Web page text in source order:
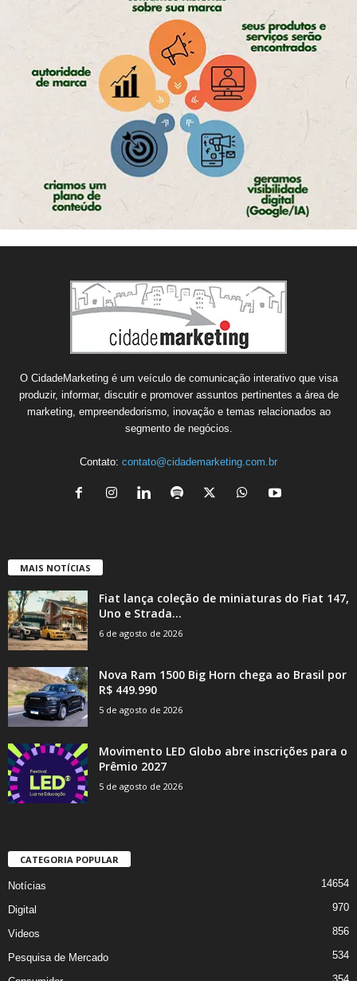
O CidadeMarketing é um veículo de comunicação interativo que visa
produzir, informar, discutir e promover assuntos pertinentes a área de
marketing, empreendedorismo, inovação e temas relacionados ao
segmento de negócios.
Contato: contato@cidademarketing.com.br
MAIS NOTÍCIAS
Fiat lança coleção de miniaturas do Fiat 147,
Uno e Strada...
6 de agosto de 2026
Nova Ram 1500 Big Horn chega ao Brasil por
R$ 449.990
5 de agosto de 2026
Movimento LED Globo abre inscrições para o
Prêmio 2027
5 de agosto de 2026
CATEGORIA POPULAR
Notícias 14654
Digital 970
Videos 856
Pesquisa de Mercado 534